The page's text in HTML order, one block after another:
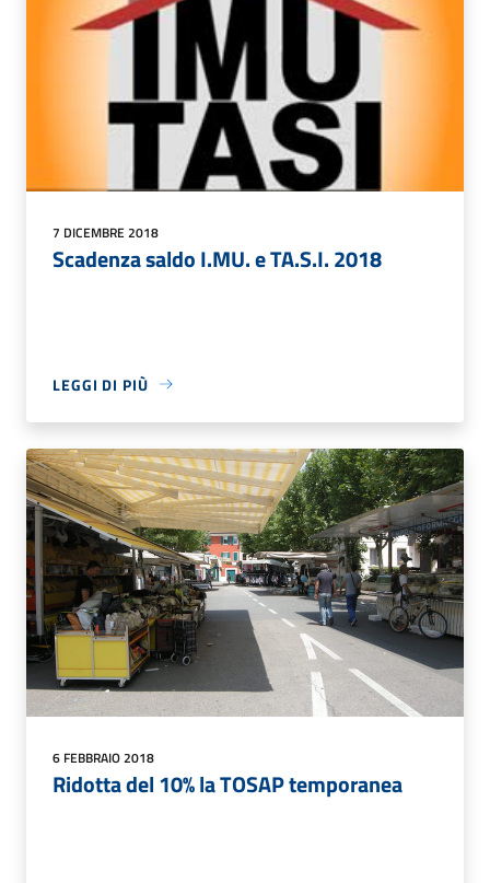
7 DICEMBRE 2018
Scadenza saldo I.MU. e TA.S.I. 2018
LEGGI DI PIÙ
6 FEBBRAIO 2018
Ridotta del 10% la TOSAP temporanea